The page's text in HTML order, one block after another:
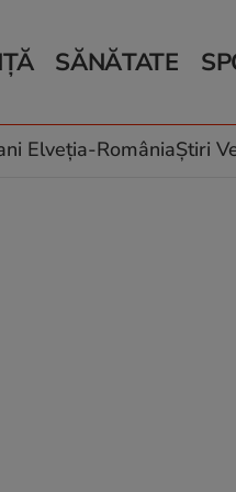
climatice
SĂNĂTATE
Relații
Rețete culinare
Elveția-RomâniaȘtiri